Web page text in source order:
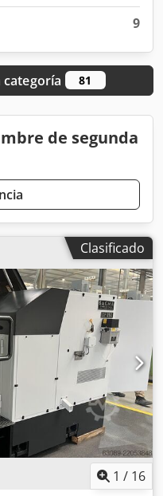
9
81
de segunda
Clasificado
1 / 16